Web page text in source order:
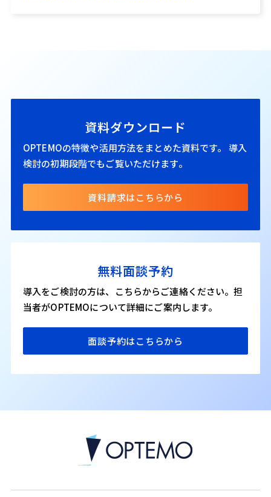
資料ダウンロード
OPTEMOの特徴や活用方法をまとめた資料です。
導入
検討の初期段階でもご覧いただけます。
資料請求はこちらから
無料面談予約
導入をご検討の方は、こちらからご連絡ください。担
当者がOPTEMOについて詳細にご案内します。
面談予約はこちらから